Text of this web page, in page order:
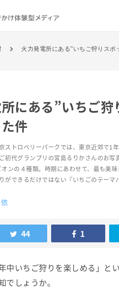
火力発電所にある”いちご狩りス
にある”いちご
件
ストロベリーパークでは、東京近郊で1
初代グランプリの宮島るりかさんのお
ンの４種類。時期にあわせて、最も美
ができるだけではない『いちごのテーマ
44 1
中いちご狩りを楽しめる」と
でしょうか。